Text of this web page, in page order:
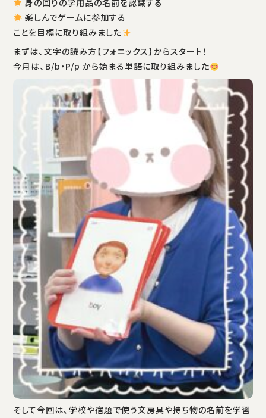
身の回りの学用品の名前を認識する
楽しんでゲームに参加する
ことを目標に取り組みました
まずは、文字の読み方【フォニックス】からスタート！
今月は、B/b・P/p から始まる単語に取り組みました
そして今回は、学校や宿題で使う文房具や持ち物の名前を学習